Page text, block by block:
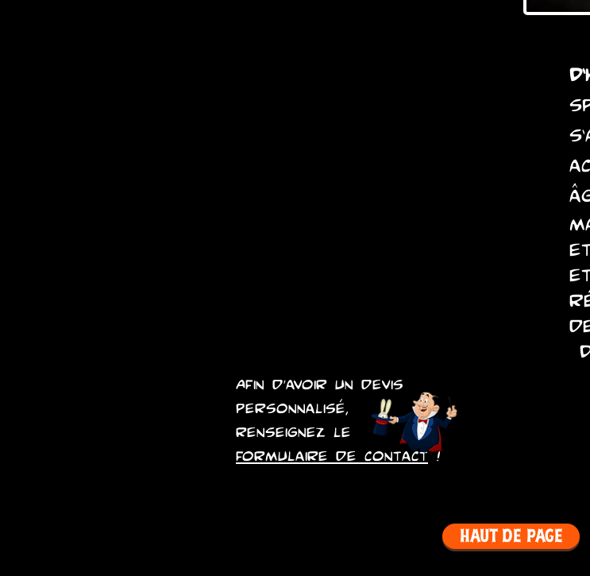
Afin d'avoir un devis
personnalisé,
renseignez le
formulaire de contact!
HAUT DE PAGE